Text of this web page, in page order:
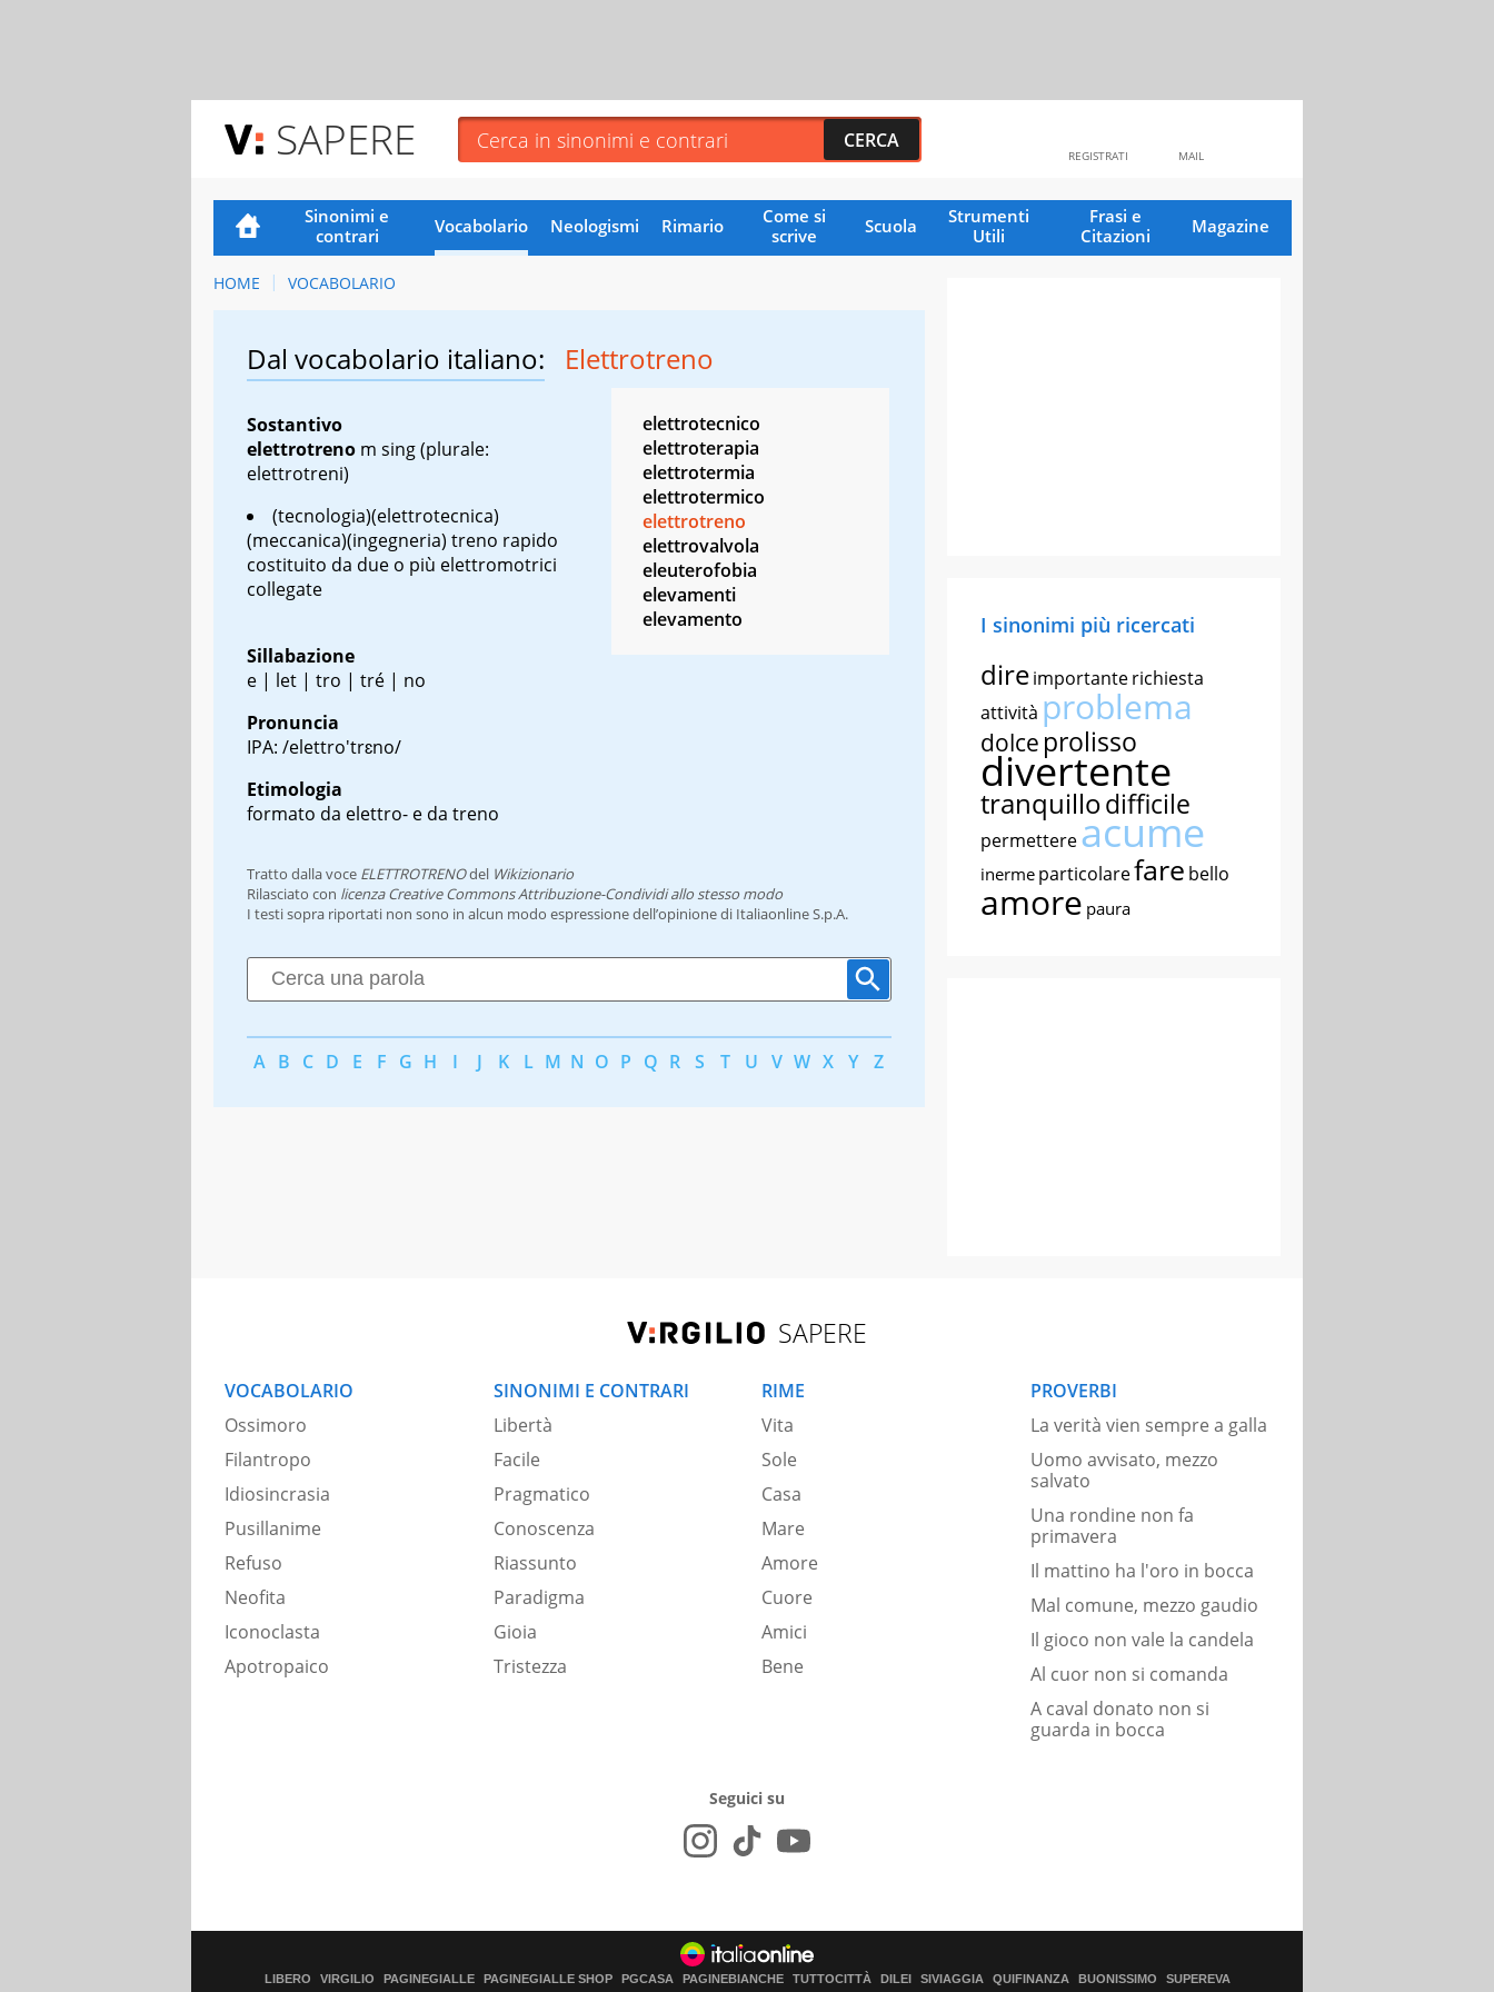
SAPERE MAIL
REGISTRATI
Sinonimi e
contrari
Vocabolario Neologismi Rimario
Come si
scrive
Scuola
Strumenti
Utili
Frasi e
Citazioni
Magazine
HOME VOCABOLARIO
Dal vocabolario italiano: Elettrotreno
Sostantivo
elettrotreno m sing(plurale:
elettrotreni)
(tecnologia)(elettrotecnica)
(meccanica)(ingegneria) treno rapido
costituito da due o più elettromotrici
collegate
Sillabazione
e | let | tro | tré | no
Pronuncia
IPA: /elettro'trɛno/
Etimologia
formato da elettro- e da treno
elettrotecnico
elettroterapia
elettrotermia
elettrotermico
elettrotreno
elettrovalvola
eleuterofobia
elevamenti
elevamento
Tratto dalla voce ELETTROTRENOdel Wikizionario
Rilasciato con licenza Creative Commons Attribuzione-Condividi allo stesso modo
I testi sopra riportati non sono in alcun modo espressione dell’opinione di Italiaonline S.p.A.
A B C D E F G H I J K L M N O P Q R S T U V W X Y Z
I sinonimi più ricercati
direimportanterichiesta
attività problema
dolce prolisso
divertente
tranquillodifficile
permettereacume
inerme particolarefare bello
amore paura
SAPERE
VOCABOLARIO
Ossimoro
Filantropo
Idiosincrasia
Pusillanime
Refuso
Neofita
Iconoclasta
Apotropaico
SINONIMI E CONTRARI
Libertà
Facile
Pragmatico
Conoscenza
Riassunto
Paradigma
Gioia
Tristezza
RIME
Vita
Sole
Casa
Mare
Amore
Cuore
Amici
Bene
PROVERBI
La verità vien sempre a galla
Uomo avvisato, mezzo
salvato
Una rondine non fa
primavera
Il mattino ha l'oro in bocca
Mal comune, mezzo gaudio
Il gioco non vale la candela
Al cuor non si comanda
A caval donato non si
guarda in bocca
Seguici su
LIBERO VIRGILIO PAGINEGIALLE PAGINEGIALLE SHOP PGCASA PAGINEBIANCHE TUTTOCITTÀ DILEI SIVIAGGIA QUIFINANZA BUONISSIMO SUPEREVA